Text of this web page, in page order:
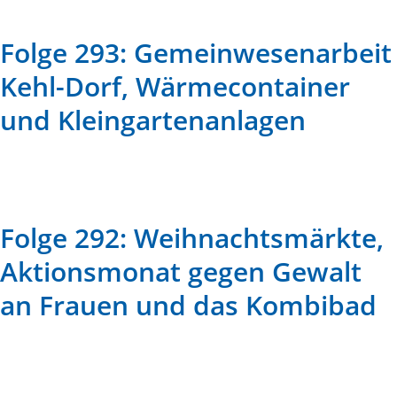
Folge 293: Gemeinwesenarbeit
Kehl-Dorf, Wärmecontainer
und Kleingartenanlagen
Folge 292: Weihnachtsmärkte,
Aktionsmonat gegen Gewalt
an Frauen und das Kombibad